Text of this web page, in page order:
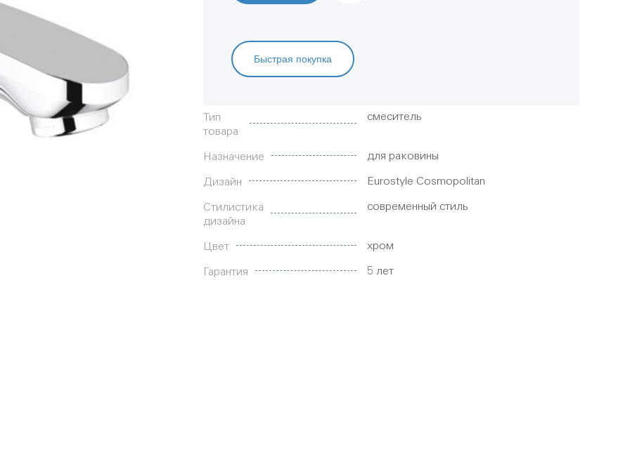
Быстрая покупка
Характеристики
Тип
товара
смеситель
Назначение для раковины
Дизайн Eurostyle Cosmopolitan
Стилистика
дизайна
современный стиль
Цвет хром
Гарантия 5 лет